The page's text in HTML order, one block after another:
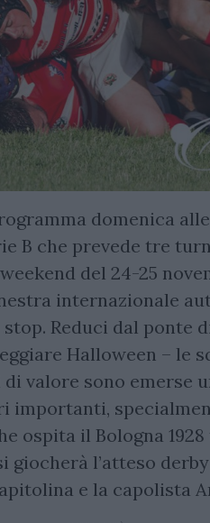
domenica alle
B che prevede tre
del 24-25
internazionale
Reduci dal ponte
Halloween – le
valore sono emerse
importanti,
ospita il Bologna
giocherà l’atteso
e la capolista